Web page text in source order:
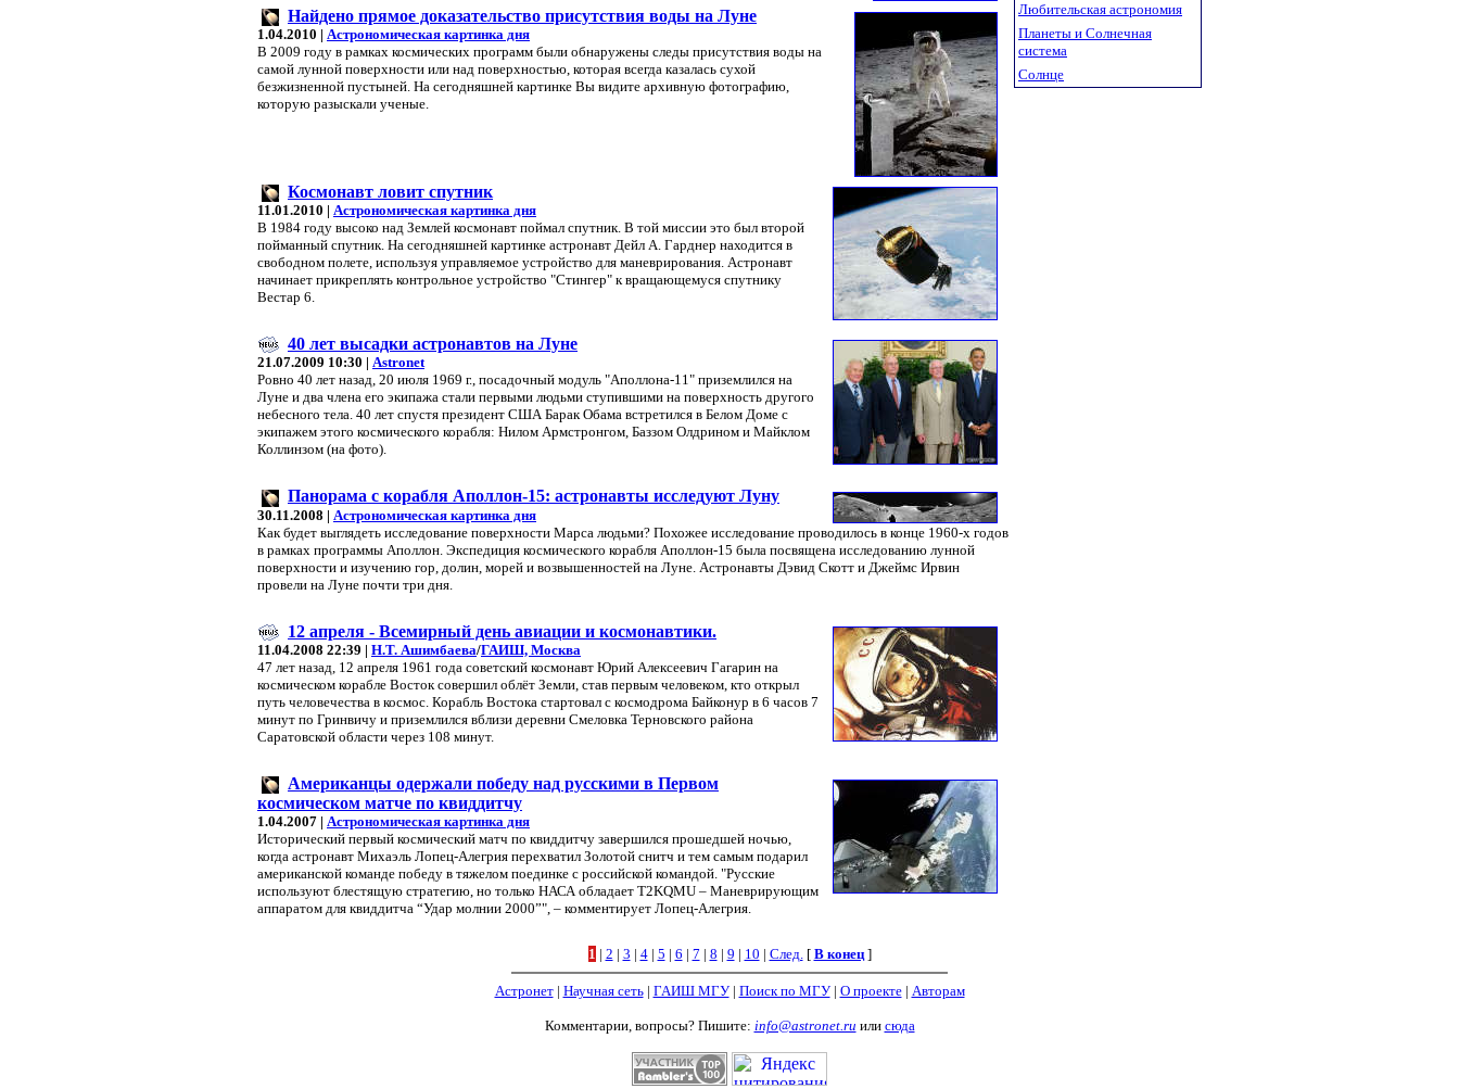
Найдено прямое доказательство присутствия воды на Луне
1.04.2010 | Астрономическая картинка дня
В 2009 году в рамках космических программ были обнаружены следы присутствия воды на
самой лунной поверхности или над поверхностью, которая всегда казалась сухой
безжизненной пустыней. На сегодняшней картинке Вы видите архивную фотографию,
которую разыскали ученые.
Космонавт ловит спутник
11.01.2010 | Астрономическая картинка дня
В 1984 году высоко над Землей космонавт поймал спутник. В той миссии это был второй
пойманный спутник. На сегодняшней картинке астронавт Дейл А. Гарднер находится в
свободном полете, используя управляемое устройство для маневрирования. Астронавт
начинает прикреплять контрольное устройство "Стингер" к вращающемуся спутнику
Вестар 6.
40 лет высадки астронавтов на Луне
21.07.2009 10:30 | Astronet
Ровно 40 лет назад, 20 июля 1969 г., посадочный модуль "Аполлона-11" приземлился на
Луне и два члена его экипажа стали первыми людьми ступившими на поверхность другого
небесного тела. 40 лет спустя президент США Барак Обама встретился в Белом Доме с
экипажем этого космического корабля: Нилом Армстронгом, Баззом Олдрином и Майклом
Коллинзом (на фото).
Панорама с корабля Аполлон-15: астронавты исследуют Луну
30.11.2008 | Астрономическая картинка дня
Как будет выглядеть исследование поверхности Марса людьми? Похожее исследование проводилось в конце 1960-х годов
в рамках программы Аполлон. Экспедиция космического корабля Аполлон-15 была посвящена исследованию лунной
поверхности и изучению гор, долин, морей и возвышенностей на Луне. Астронавты Дэвид Скотт и Джеймс Ирвин
провели на Луне почти три дня.
12 апреля - Всемирный день авиации и космонавтики.
11.04.2008 22:39 | Н.Т. Ашимбаева/ГАИШ, Москва
47 лет назад, 12 апреля 1961 года советский космонавт Юрий Алексеевич Гагарин на
космическом корабле Восток совершил облёт Земли, став первым человеком, кто открыл
путь человечества в космос. Корабль Востока стартовал с космодрома Байконур в 6 часов 7
минут по Гринвичу и приземлился вблизи деревни Смеловка Терновского района
Саратовской области через 108 минут.
Американцы одержали победу над русскими в Первом
космическом матче по квиддитчу
1.04.2007 | Астрономическая картинка дня
Исторический первый космический матч по квиддитчу завершился прошедшей ночью,
когда астронавт Михаэль Лопец-Алегрия перехватил Золотой снитч и тем самым подарил
американской команде победу в тяжелом поединке с российской командой. "Русские
используют блестящую стратегию, но только НАСА обладает T2KQMU – Маневрирующим
аппаратом для квиддитча “Удар молнии 2000”", – комментирует Лопец-Алегрия.
Любительская астрономия
Планеты и Солнечная
система
Солнце
1 | 2 | 3 | 4| 5 | 6 | 7 | 8 | 9 | 10 | След.[ В конец]
Астронет| Научная сеть| ГАИШ МГУ| Поиск по МГУ| О проекте| Авторам
Комментарии, вопросы? Пишите: info@astronet.ru или сюда